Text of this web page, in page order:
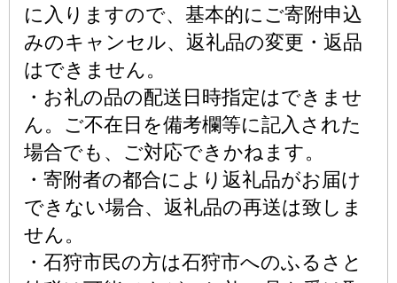
に入りますので、基本的にご寄附申込
みのキャンセル、返礼品の変更・返品
はできません。
・お礼の品の配送日時指定はできませ
ん。ご不在日を備考欄等に記入された
場合でも、ご対応できかねます。
・寄附者の都合により返礼品がお届け
できない場合、返礼品の再送は致しま
せん。
・石狩市民の方は石狩市へのふるさと